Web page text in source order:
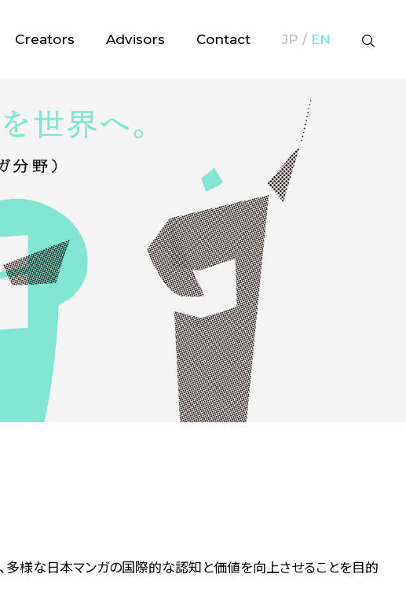
Creators Advisors Contact JP / EN
様な日本マンガの国際的な認知と価値を向上させることを目的